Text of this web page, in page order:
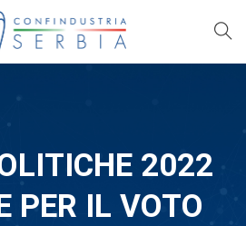
2022
PER IL VOTO